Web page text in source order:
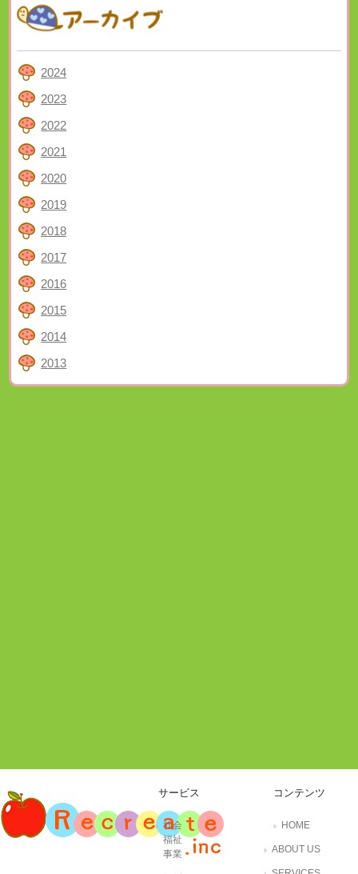
2024
2023
2022
2021
2020
2019
2018
2017
2016
2015
2014
2013
サービス
社会
福祉
事業
コンテンツ
HOME
ABOUT US